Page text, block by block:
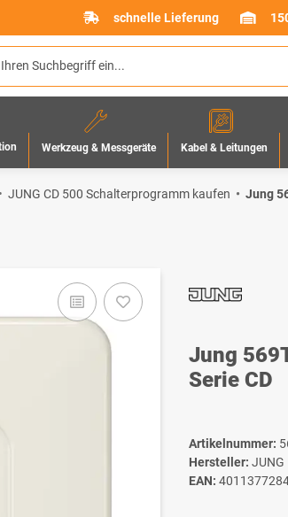
schnelle Lieferung
Werkzeug & Messgeräte Kabel & Leitungen
JUNG CD 500 Schalterprogramm kaufen Jung
Jung
Serie CD
Artikelnummer:
Hersteller: JUNG
EAN: